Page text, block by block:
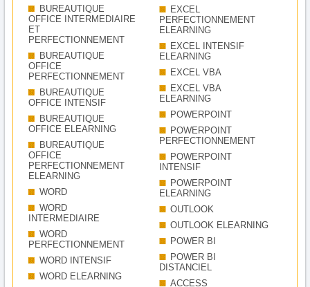
BUREAUTIQUE
OFFICE INTERMEDIAIRE
ET
PERFECTIONNEMENT
BUREAUTIQUE
OFFICE
PERFECTIONNEMENT
BUREAUTIQUE
OFFICE INTENSIF
BUREAUTIQUE
OFFICE ELEARNING
BUREAUTIQUE
OFFICE
PERFECTIONNEMENT
ELEARNING
WORD
WORD
INTERMEDIAIRE
WORD
PERFECTIONNEMENT
WORD INTENSIF
WORD ELEARNING
EXCEL
PERFECTIONNEMENT
ELEARNING
EXCEL INTENSIF
ELEARNING
EXCEL VBA
EXCEL VBA
ELEARNING
POWERPOINT
POWERPOINT
PERFECTIONNEMENT
POWERPOINT
INTENSIF
POWERPOINT
ELEARNING
OUTLOOK
OUTLOOK ELEARNING
POWER BI
POWER BI
DISTANCIEL
ACCESS